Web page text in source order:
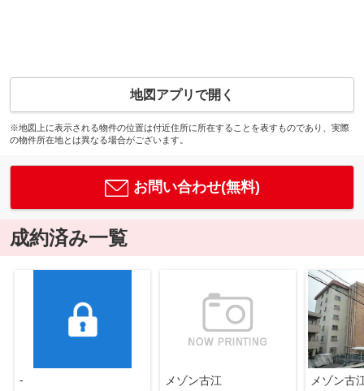
地図アプリで開く
※地図上に表示される物件の位置は付近住所に所在することを表すものであり、実際
の物件所在地とは異なる場合がございます。
お問い合わせ(無料)
成約済み一覧
- メゾン古江 メゾン古